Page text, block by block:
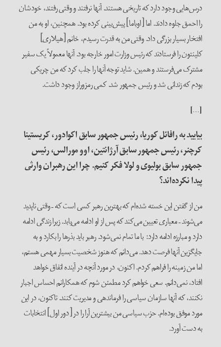
درس‌هایی وجود دارد که تاریخی هستند. آنها نرفتند و وقتی رفتند، خودشان
را احمق جلوه دادند. اما [اوباما] پیش‌بینی کرده بود. همچنین، او به من
افتخار بسیار بزرگی داد. وقتی من به قدرت رسیدم، خانم [هیلاری]
کلینتون را فرستادند که رئیس وزارت امور خارجه بود. آنها معمولاً یک سفیر
مشترک می‌فرستند و همین. شاید توجه آنها را جلب کرد که من چریکی
بودم که زندانی شد و رئیس جمهور شد. کمی رمزوراز وجود داشت.
[…]
بیایید به رافائل کوریا، رئیس جمهور سابق اکوادور، کریستینا
کرچنر، رئیس جمهور سابق آرژانتین، اوو مورالس، رئیس
جمهور سابق بولیوی و لولا فکر کنیم. چرا این رهبران وارثی
پیدا نکرده‌اند؟
من از گفتن این خسته شده‌ام ‌که بهترین رهبر کسی است که – وقتی ناپدید
می‌شوند – معیاری تعیین می‌کند که پس از او ادامه می‌یابد. زیرا زندگی ادامه
دارد و مبارزه ادامه دارد: با ما تمام نمی‌شود. رهبر باید بذرها را بکارد و به
جایگزین آنها فرصت دهد. می‌دانم که هنوز شخصیت بسیار مهمی هستم،
اما من زمینه را فراهم کردم. اکنون، در مورد آنچه در آینده اتفاق خواهد
افتاد، نمی‌دانم. سعی خواهم کرد مطمئن شوم که همکارانم احساس اجبار
نکنند، که آنها سازمان سیاسی را فرماندهی و مدیریت کنند. تاکنون، در این
مورد موفق بوده‌ام. حزب سیاسی من بیشترین آرا را در [دور اول] انتخابات
به دست آورد.